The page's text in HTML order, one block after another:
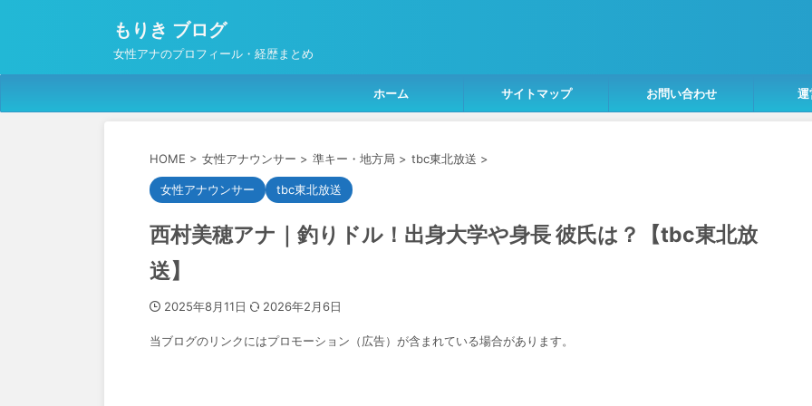
もりき ブログ
女性アナのプロフィール・経歴まとめ
ホーム サイトマップ お問い合わせ 運
HOME > 女性アナウンサー > 準キー・地方局 > tbc東北放送 >
女性アナウンサー tbc東北放送
西村美穂アナ｜釣りドル！出身大学や身長 彼氏は？【tbc東北放
送】
2025年8月11日 2026年2月6日
当ブログのリンクにはプロモーション（広告）が含まれている場合があります。